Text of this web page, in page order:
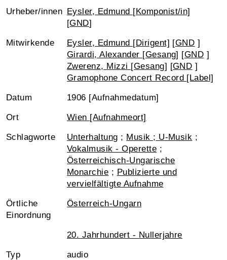
Urheber/innen Eysler, Edmund [Komponist/in]
[GND]
Mitwirkende Eysler, Edmund [Dirigent] [GND ]
Girardi, Alexander [Gesang] [GND ]
Zwerenz, Mizzi [Gesang] [GND ]
Gramophone Concert Record [Label]
Datum 1906 [Aufnahmedatum]
Ort Wien [Aufnahmeort]
Schlagworte Unterhaltung ; Musik ; U-Musik ;
Vokalmusik - Operette ;
Österreichisch-Ungarische
Monarchie ; Publizierte und
vervielfältigte Aufnahme
Örtliche
Einordnung
Österreich-Ungarn
20. Jahrhundert - Nullerjahre
Typ audio